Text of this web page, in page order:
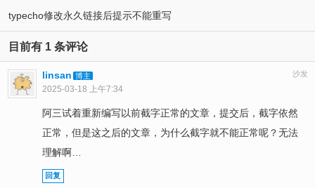
typecho修改永久链接后提示不能重写
目前有 1 条评论
沙发
linsan 博主
2025-03-18 上午7:34
阿三试着重新编写以前截字正常的文章，提交后，截字依然
正常，但是这之后的文章，为什么截字就不能正常呢？无法
理解啊…
回复